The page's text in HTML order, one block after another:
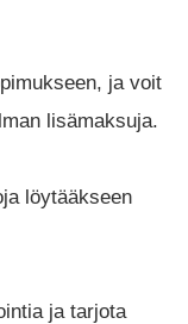
ja voit
lisämaksuja.
löytääkseen
ja tarjota